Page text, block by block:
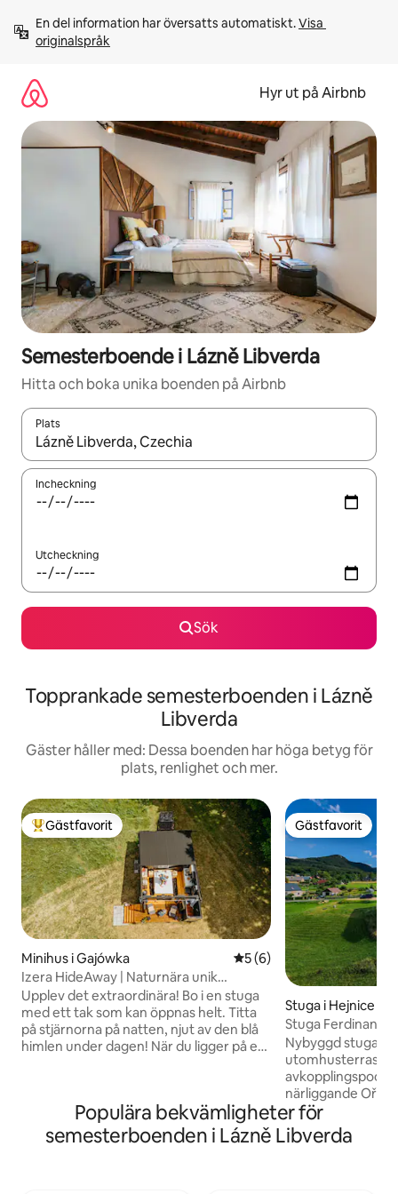
innehåll
En del information har översatts automatiskt. Visa
originalspråk
Hyr ut på Airbnb
Semesterboende i Lázně Libverda
Hitta och boka unika boenden på Airbnb
Plats
När resultaten är tillgängliga kan du navigera med upp- och
Incheckning
Utcheckning
Sök
Topprankade semesterboenden i Lázně
Libverda
Gäster håller med: Dessa boenden har höga betyg för
plats, renlighet och mer.
Populär gästfavorit
Gästfavorit
Minihus i Gajówka 5 av 5 i genomsnittligt
5 (6)
Izera HideAway | Naturnära unik
upplevelse
Upplev det extraordinära! Bo i en stuga
med ett tak som kan öppnas helt. Titta
på stjärnorna på natten, njut av den blå
himlen under dagen! När du ligger på en
självförsörjande stugor. Det finns el och
varmvatten. Ta ett bad i en öppen dusch
med utsikt! I kokvrån finns redskap. Det
Gästfavorit
Gästfavorit
Stuga i Hejnice
Stuga Ferdinand
hory
Nybyggd stuga
utomhusterrass,
avkopplingspool
närliggande
högsta toppen av
Stugan ligger i
som kallas
Populära bekvämligheter för
semesterboenden i Lázně Libverda